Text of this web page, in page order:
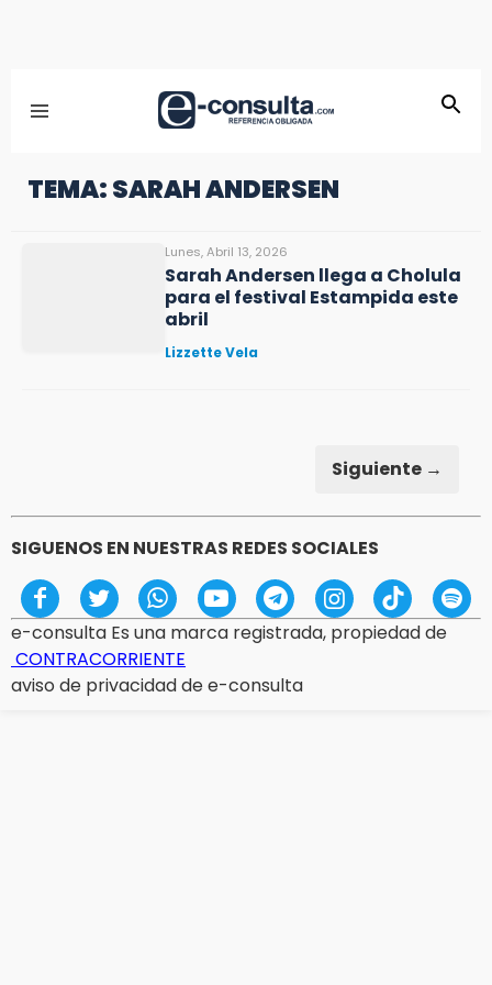
TEMA: SARAH ANDERSEN
Lunes, Abril 13, 2026
Sarah Andersen llega a Cholula
para el festival Estampida este
abril
Lizzette Vela
Siguiente →
SIGUENOS EN NUESTRAS REDES SOCIALES
e-consulta Es una marca registrada, propiedad de
CONTRACORRIENTE
aviso de privacidad de e-consulta